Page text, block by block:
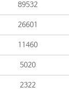
89532
26601
11460
5020
2322